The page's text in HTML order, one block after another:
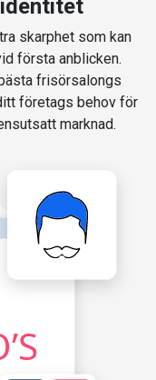
skarphet som kan
första anblicken.
frisörsalongs
företags behov för
marknad.